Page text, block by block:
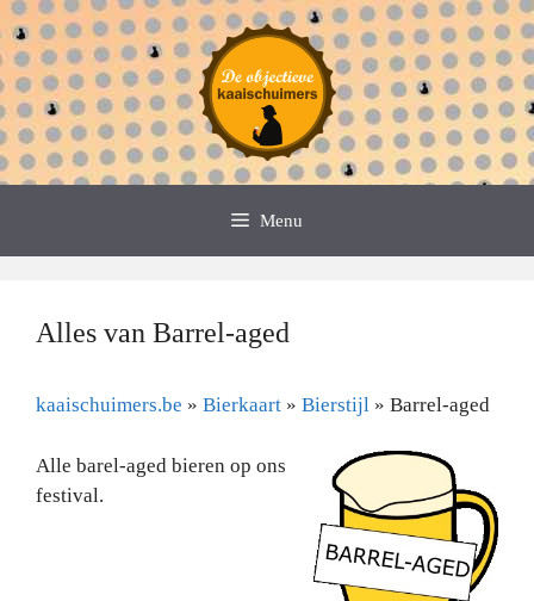
Spring
naar
de
inhoud
Menu
Alles van Barrel-aged
kaaischuimers.be » Bierkaart » Bierstijl » Barrel-aged
Alle barel-aged bieren op ons
festival.